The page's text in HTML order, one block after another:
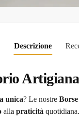
Descrizione
unica? Le nostre
alla praticità